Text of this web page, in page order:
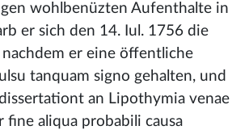
wohlbenüzten Aufenthalte in
er sich den 14. Iul. 1756 die
er eine öffentliche
tanquam signo gehalten, und
an Lipothymia venae
fine aliqua probabili causa